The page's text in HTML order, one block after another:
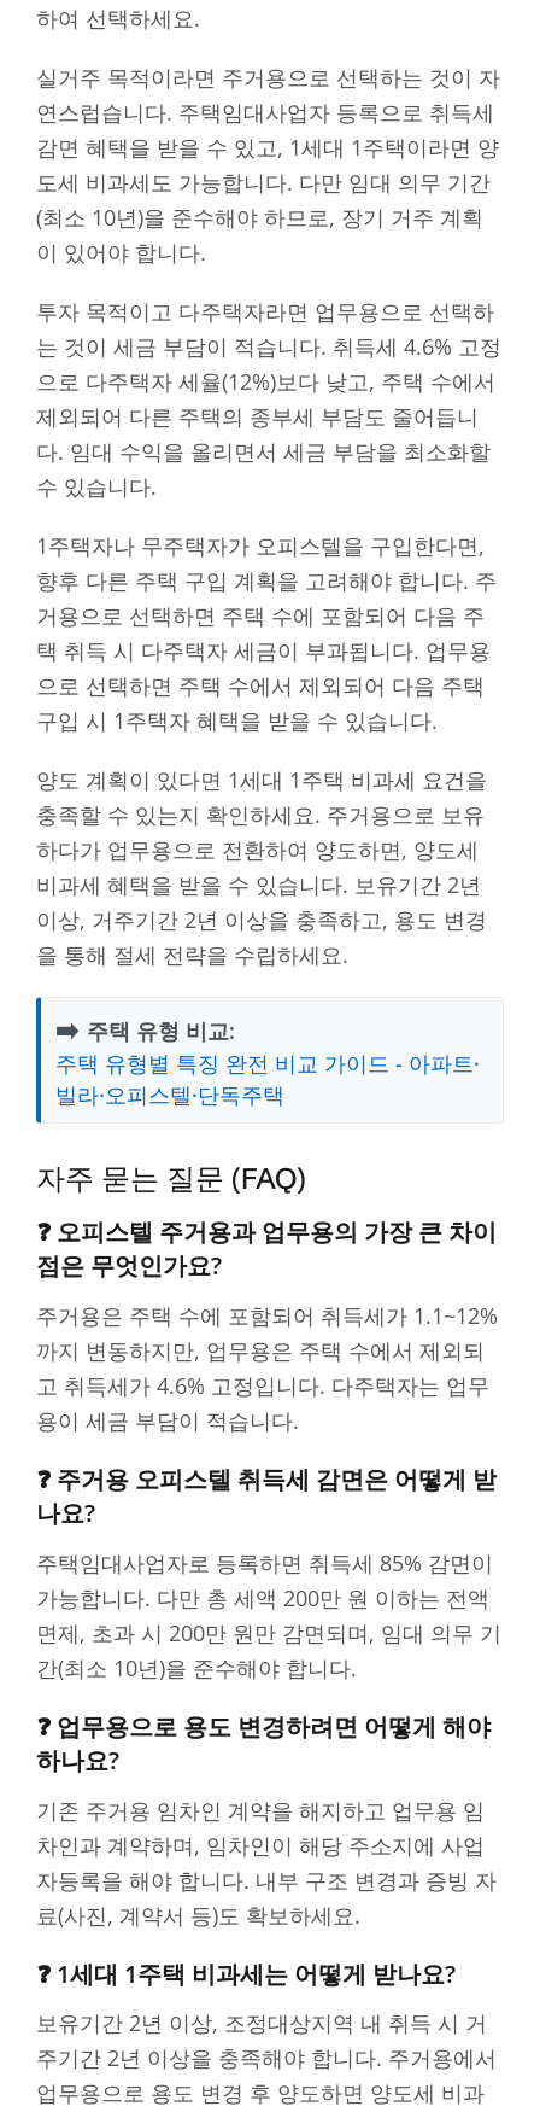
하여 선택하세요.
실거주 목적이라면 주거용으로 선택하는 것이 자
연스럽습니다. 주택임대사업자 등록으로 취득세
감면 혜택을 받을 수 있고, 1세대 1주택이라면 양
도세 비과세도 가능합니다. 다만 임대 의무 기간
(최소 10년)을 준수해야 하므로, 장기 거주 계획
이 있어야 합니다.
투자 목적이고 다주택자라면 업무용으로 선택하
는 것이 세금 부담이 적습니다. 취득세 4.6% 고정
으로 다주택자 세율(12%)보다 낮고, 주택 수에서
제외되어 다른 주택의 종부세 부담도 줄어듭니
다. 임대 수익을 올리면서 세금 부담을 최소화할
수 있습니다.
1주택자나 무주택자가 오피스텔을 구입한다면,
향후 다른 주택 구입 계획을 고려해야 합니다. 주
거용으로 선택하면 주택 수에 포함되어 다음 주
택 취득 시 다주택자 세금이 부과됩니다. 업무용
으로 선택하면 주택 수에서 제외되어 다음 주택
구입 시 1주택자 혜택을 받을 수 있습니다.
양도 계획이 있다면 1세대 1주택 비과세 요건을
충족할 수 있는지 확인하세요. 주거용으로 보유
하다가 업무용으로 전환하여 양도하면, 양도세
비과세 혜택을 받을 수 있습니다. 보유기간 2년
이상, 거주기간 2년 이상을 충족하고, 용도 변경
을 통해 절세 전략을 수립하세요.
➡️ 주택 유형 비교:
주택 유형별 특징 완전 비교 가이드 - 아파트·
빌라·오피스텔·단독주택
자주 묻는 질문 (FAQ)
❓ 오피스텔 주거용과 업무용의 가장 큰 차이
점은 무엇인가요?
주거용은 주택 수에 포함되어 취득세가 1.1~12%
까지 변동하지만, 업무용은 주택 수에서 제외되
고 취득세가 4.6% 고정입니다. 다주택자는 업무
용이 세금 부담이 적습니다.
❓ 주거용 오피스텔 취득세 감면은 어떻게 받
나요?
주택임대사업자로 등록하면 취득세 85% 감면이
가능합니다. 다만 총 세액 200만 원 이하는 전액
면제, 초과 시 200만 원만 감면되며, 임대 의무 기
간(최소 10년)을 준수해야 합니다.
❓ 업무용으로 용도 변경하려면 어떻게 해야
하나요?
기존 주거용 임차인 계약을 해지하고 업무용 임
차인과 계약하며, 임차인이 해당 주소지에 사업
자등록을 해야 합니다. 내부 구조 변경과 증빙 자
료(사진, 계약서 등)도 확보하세요.
❓ 1세대 1주택 비과세는 어떻게 받나요?
보유기간 2년 이상, 조정대상지역 내 취득 시 거
주기간 2년 이상을 충족해야 합니다. 주거용에서
업무용으로 용도 변경 후 양도하면 양도세 비과